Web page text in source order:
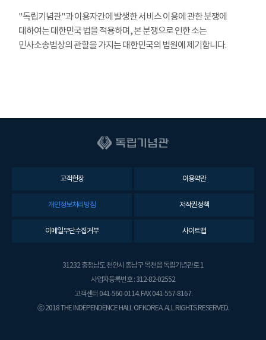
"독립기념관"과 이용자간에 발생한 서비스 이용에 관한 분쟁에
대하여는 대한민국 법을 적용하며, 본 분쟁으로 인한 소는
민사소송법상의 관할을 가지는 대한민국의 법원에 제기합니다.
고객헌장 이용약관
개인정보처리방침 저작권정책
이메일무단수집거부 사이트맵
31232 충청남도 천안시 동남구 목천읍 독립기념관로 1
사업자등록번호 : 312-82-02552
고객센터 041-560-0114. FAX 041-557-8167.
ⓒ 2018 THE INDEPENDENCE HALL OF KOREA. ALL RIGHTS RESERVED.